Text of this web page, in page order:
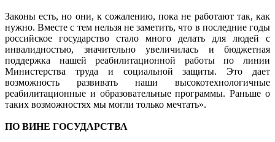
Законы есть, но они, к сожалению, пока не работают так, как
нужно. Вместе с тем нельзя не заметить, что в последние годы
российское государство стало много делать для людей с
инвалидностью, значительно увеличилась и бюджетная
поддержка нашей реабилитационной работы по линии
Министерства труда и социальной защиты. Это дает
возможность развивать наши высокотехнологичные
реабилитационные и образовательные программы. Раньше о
таких возможностях мы могли только мечтать».
ПО ВИНЕ ГОСУДАРСТВА